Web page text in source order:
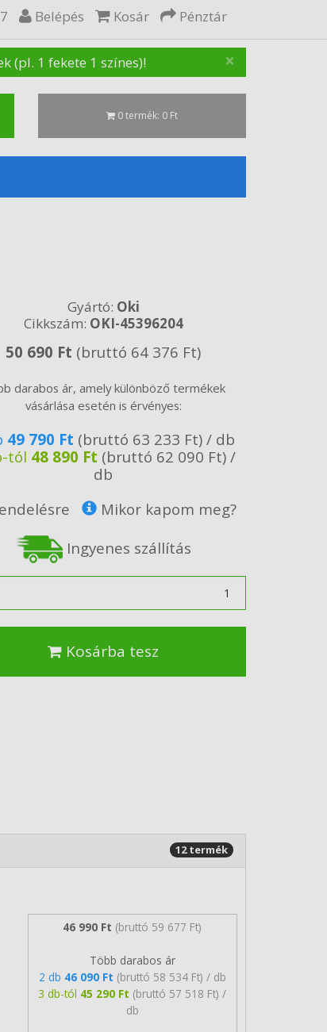
Belépés Kosár Pénztár
×
(pl. 1 fekete 1 színes)!
0 termék: 0 Ft
Gyártó: Oki
Cikkszám: OKI-45396204
50 690 Ft (bruttó 64 376 Ft)
darabos ár, amely különböző termékek
vásárlása esetén is érvényes:
49 790 Ft (bruttó 63 233 Ft) / db
tól 48 890 Ft (bruttó 62 090 Ft) /
db
Mikor kapom meg?
Ingyenes szállítás
Kosárba tesz
12 termék
46 990 Ft (bruttó 59 677 Ft)
Több darabos ár
2 db 46 090 Ft (bruttó 58 534 Ft) / db
3 db-tól 45 290 Ft (bruttó 57 518 Ft) /
db